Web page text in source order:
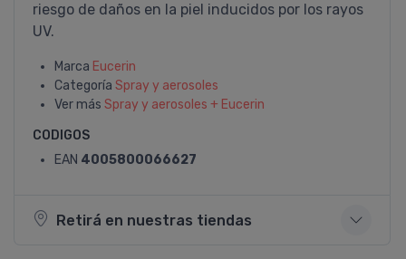
riesgo de daños en la piel inducidos por los rayos
UV.
Marca Eucerin
Categoría Spray y aerosoles
Ver más Spray y aerosoles + Eucerin
CODIGOS
EAN 4005800066627
Retirá en nuestras tiendas